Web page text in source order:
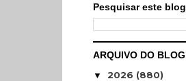
Pesquisar este blog
ARQUIVO DO BLOG
▼ 2026 (880)